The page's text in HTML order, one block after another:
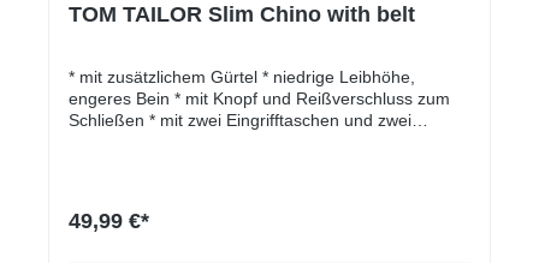
TOM TAILOR Slim Chino with belt
* mit zusätzlichem Gürtel * niedrige Leibhöhe,
engeres Bein * mit Knopf und Reißverschluss zum
Schließen * mit zwei Eingrifftaschen und zwei
Nummer größer kaufen
49,99 €*